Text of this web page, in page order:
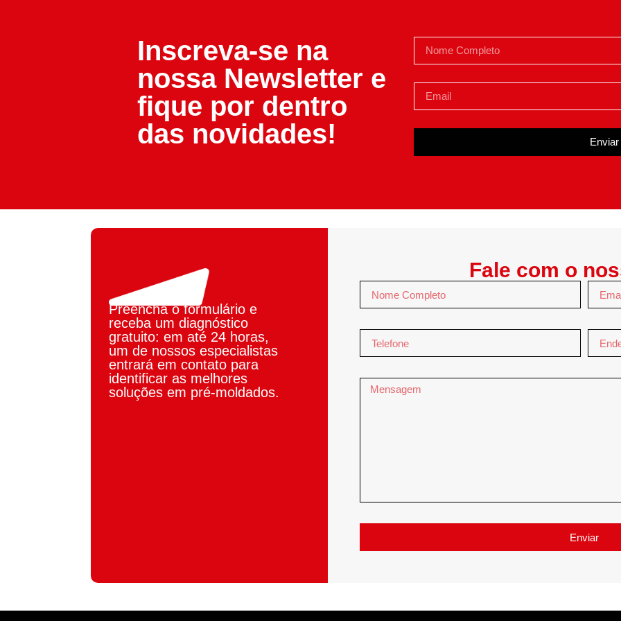
Inscreva-se na
nossa Newsletter e
fique por dentro
das novidades!
Enviar
Preencha o formulário e
receba um diagnóstico
gratuito: em até 24 horas,
um de nossos especialistas
entrará em contato para
identificar as melhores
soluções em pré-moldados.
Fale com o
Enviar